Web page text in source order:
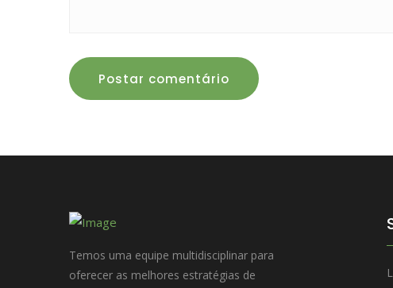
Postar comentário
Temos uma equipe multidisciplinar para
oferecer as melhores estratégias de